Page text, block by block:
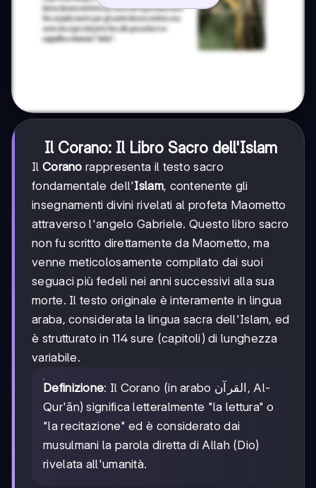
Il Corano: Il Libro Sacro dell'Islam
Il Corano rappresenta il testo sacro
fondamentale dell'Islam, contenente gli
insegnamenti divini rivelati al profeta Maometto
attraverso l'angelo Gabriele. Questo libro sacro
non fu scritto direttamente da Maometto, ma
venne meticolosamente compilato dai suoi
seguaci più fedeli nei anni successivi alla sua
morte. Il testo originale è interamente in lingua
araba, considerata la lingua sacra dell'Islam, ed
è strutturato in 114 sure (capitoli) di lunghezza
variabile.
Definizione: Il Corano (in arabo القرآن, Al-
Qur'ān) significa letteralmente "la lettura" o
"la recitazione" ed è considerato dai
musulmani la parola diretta di Allah (Dio)
rivelata all'umanità.